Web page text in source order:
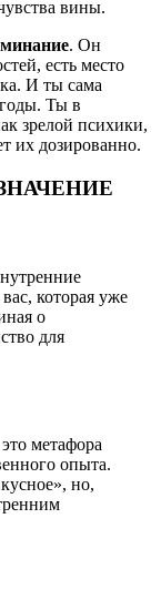
вины.
. Он
есть место
И ты сама
Ты в
зрелой психики,
их дозированно.
которая уже
о
для
метафора
опыта.
но,